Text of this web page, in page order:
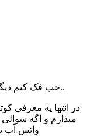
خب فک کنم دیگه راحت میتونید تصمیم بگیرید و خرید کنید..
در انتها یه معرفی
میذارم و اگه سوالی
واتس آپ